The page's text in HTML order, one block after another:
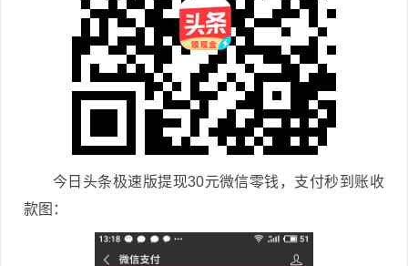
今日头条极速版提现30元微信零钱，支付秒到账收
款图：